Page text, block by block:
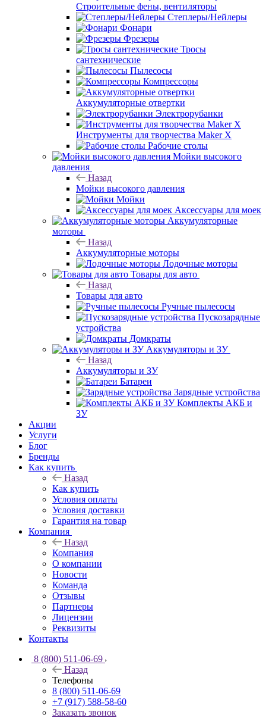
Строительные фены, вентиляторы
Степлеры/Нейлеры
Фонари
Фрезеры
Тросы
сантехнические
Пылесосы
Компрессоры
Аккумуляторные отвертки
Электрорубанки
Инструменты для творчества Maker X
Рабочие столы
Мойки высокого
давления
Назад
Мойки высокого давления
Мойки
Аксессуары для моек
Аккумуляторные
моторы
Назад
Аккумуляторные моторы
Лодочные моторы
Товары для авто
Назад
Товары для авто
Ручные пылесосы
Пускозарядные
устройства
Домкраты
Аккумуляторы и ЗУ
Назад
Аккумуляторы и ЗУ
Батареи
Зарядные устройства
Комплекты АКБ и
ЗУ
Акции
Услуги
Блог
Бренды
Как купить
Назад
Как купить
Условия оплаты
Условия доставки
Гарантия на товар
Компания
Назад
Компания
О компании
Новости
Команда
Отзывы
Партнеры
Лицензии
Реквизиты
Контакты
8 (800) 511-06-69
Назад
Телефоны
8 (800) 511-06-69
+7 (917) 588-58-60
Заказать звонок